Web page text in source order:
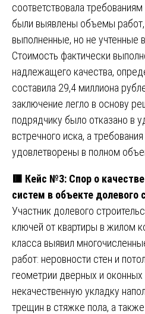
соответствовала
были выявлены объемы
выполненные, но не учтенные
Стоимость фактически
надлежащего качества,
составила 29,4 миллиона
заключение легло в основу
подрядчику было отказано в
встречного иска, а
удовлетворены в полном
🟥 Кейс №3: Спор о
систем в объекте долевого
Участник долевого
ключей от квартиры в жилом
класса выявил
работ: неровности стен и
геометрии дверных и
некачественную укладку
трещин в стяжке пола, а